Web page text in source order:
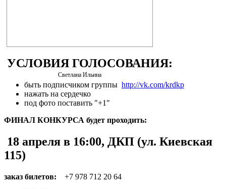
Светлана Ильина
УСЛОВИЯ ГОЛОСОВАНИЯ:
быть подписчиком группы http://vk.com/krdkp
нажать на сердечко
под фото поставить "+1"
ФИНАЛ КОНКУРСА будет проходить:
18 апреля в 16:00, ДКП (ул. Киевская
115)
заказ билетов: +7 978 712 20 64